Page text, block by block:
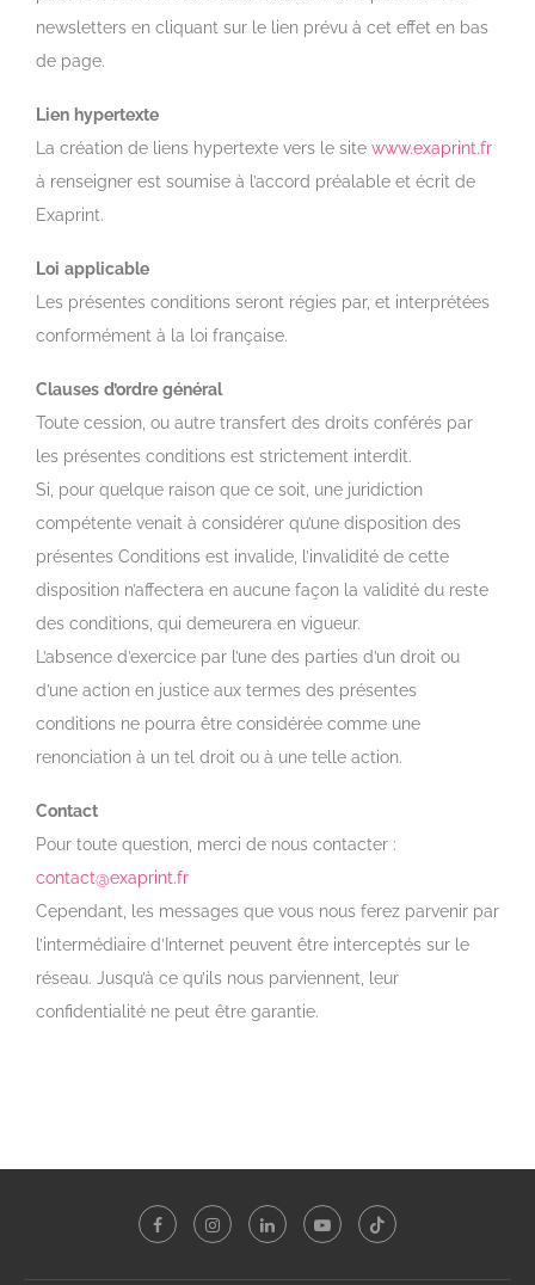
newsletters en cliquant sur le lien prévu à cet effet en bas
de page.
Lien hypertexte
La création de liens hypertexte vers le site www.exaprint.fr
à renseigner est soumise à l’accord préalable et écrit de
Exaprint.
Loi applicable
Les présentes conditions seront régies par, et interprétées
conformément à la loi française.
Clauses d’ordre général
Toute cession, ou autre transfert des droits conférés par
les présentes conditions est strictement interdit.
Si, pour quelque raison que ce soit, une juridiction
compétente venait à considérer qu’une disposition des
présentes Conditions est invalide, l’invalidité de cette
disposition n’affectera en aucune façon la validité du reste
des conditions, qui demeurera en vigueur.
L’absence d’exercice par l’une des parties d’un droit ou
d’une action en justice aux termes des présentes
conditions ne pourra être considérée comme une
renonciation à un tel droit ou à une telle action.
Contact
Pour toute question, merci de nous contacter :
contact@exaprint.fr
Cependant, les messages que vous nous ferez parvenir par
l’intermédiaire d’Internet peuvent être interceptés sur le
réseau. Jusqu’à ce qu’ils nous parviennent, leur
confidentialité ne peut être garantie.